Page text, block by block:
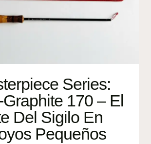
Series:
170 – El
Del Sigilo En
Pequeños